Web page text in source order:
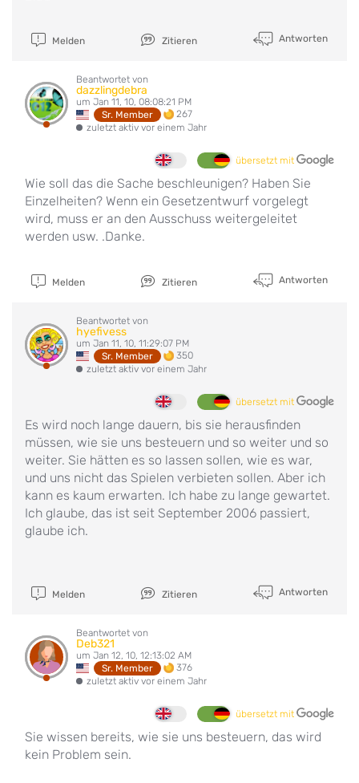
Melden Zitieren Antworten
Beantwortet von
dazzlingdebra
um Jan 11, 10, 08:08:21 PM
Sr. Member
267
zuletzt aktiv vor einem Jahr
übersetzt mit
Wie soll das die Sache beschleunigen? Haben Sie
Einzelheiten? Wenn ein Gesetzentwurf vorgelegt
wird, muss er an den Ausschuss weitergeleitet
werden usw. .Danke.
Melden Zitieren Antworten
Beantwortet von
hyefivess
um Jan 11, 10, 11:29:07 PM
Sr. Member
350
zuletzt aktiv vor einem Jahr
übersetzt mit
Es wird noch lange dauern, bis sie herausfinden
müssen, wie sie uns besteuern und so weiter und so
weiter. Sie hätten es so lassen sollen, wie es war,
und uns nicht das Spielen verbieten sollen. Aber ich
kann es kaum erwarten. Ich habe zu lange gewartet.
Ich glaube, das ist seit September 2006 passiert,
glaube ich.
Melden Zitieren Antworten
Beantwortet von
Deb321
um Jan 12, 10, 12:13:02 AM
Sr. Member
376
zuletzt aktiv vor einem Jahr
übersetzt mit
Sie wissen bereits, wie sie uns besteuern, das wird
kein Problem sein.